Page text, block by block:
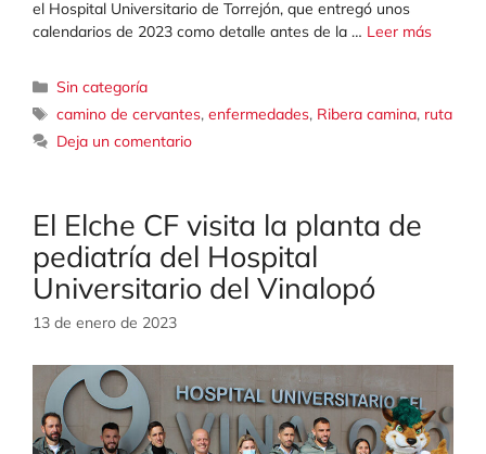
el Hospital Universitario de Torrejón, que entregó unos
calendarios de 2023 como detalle antes de la … Leer más
Categorías
Sin categoría
Etiquetas
camino de cervantes,enfermedades, Ribera camina, ruta
Deja un comentario
El Elche CF visita la planta de
pediatría del Hospital
Universitario del Vinalopó
13 de enero de 2023